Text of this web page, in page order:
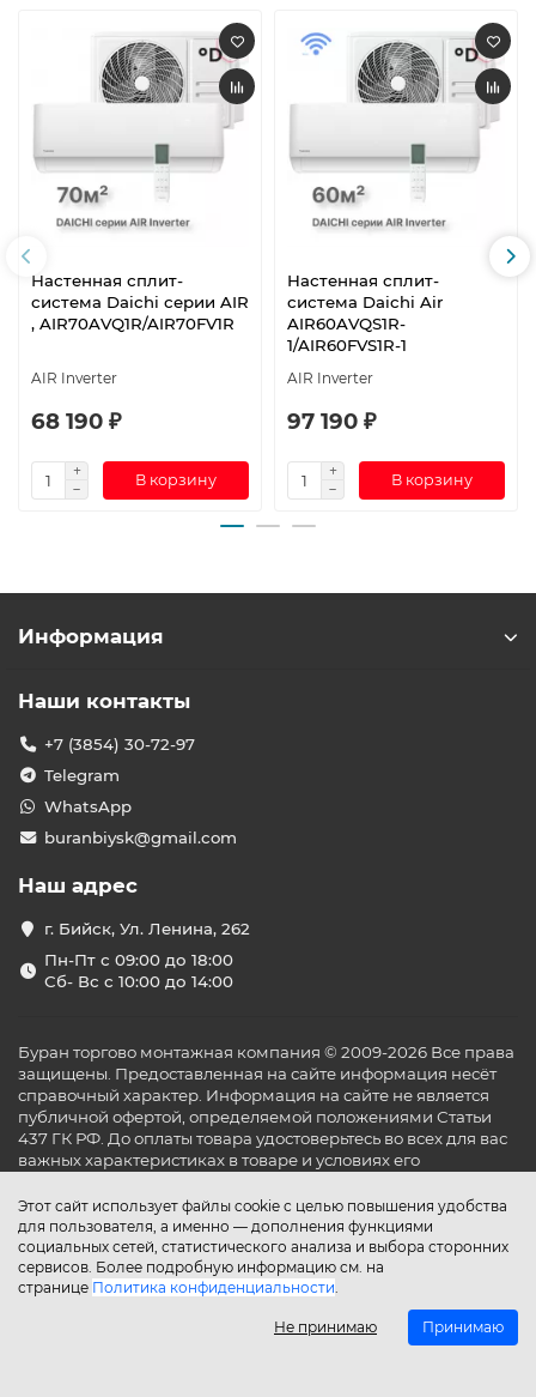
Настенная сплит-
система Daichi серии AIR
, AIR70AVQ1R/AIR70FV1R
AIR Inverter
68 190 ₽
В корзину
Настенная сплит-
система Daichi Air
AIR60AVQS1R-
1/AIR60FVS1R-1
AIR Inverter
97 190 ₽
В корзину
Этот сайт использует файлы cookie с целью повышения удобства
для пользователя, а именно — дополнения функциями
социальных сетей, статистического анализа и выбора сторонних
сервисов. Более подробную информацию см. на
странице Политика конфиденциальности.
Не принимаю Принимаю
Информация
Наши контакты
+7 (3854) 30-72-97
Telegram
WhatsApp
buranbiysk@gmail.com
Наш адрес
г. Бийск, Ул. Ленина, 262
Пн-Пт с 09:00 до 18:00
Сб- Вс с 10:00 до 14:00
Буран торгово монтажная компания © 2009-2026 Все права
защищены. Предоставленная на сайте информация несёт
справочный характер. Информация на сайте не является
публичной офертой, определяемой положениями Статьи
437 ГК РФ. До оплаты товара удостоверьтесь во всех для вас
важных характеристиках в товаре и условиях его